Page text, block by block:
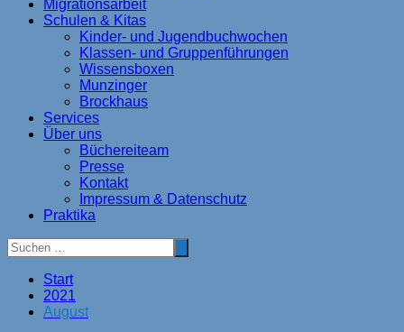
Migrationsarbeit
Schulen & Kitas
Kinder- und Jugendbuchwochen
Klassen- und Gruppenführungen
Wissensboxen
Munzinger
Brockhaus
Services
Über uns
Büchereiteam
Presse
Kontakt
Impressum & Datenschutz
Praktika
Start
2021
August